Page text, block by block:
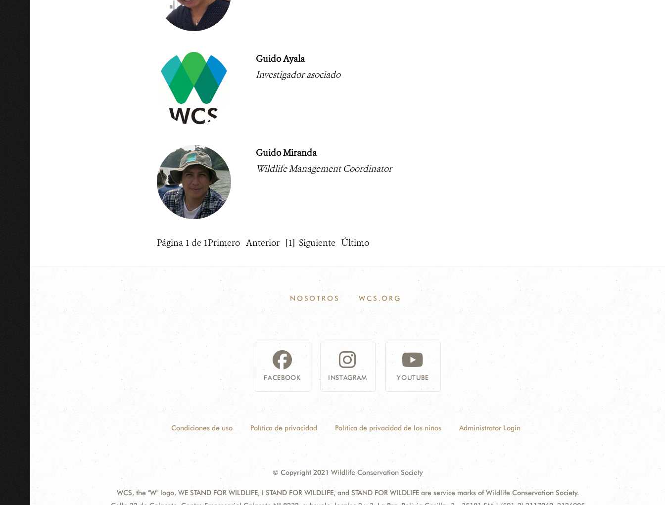
Guido Ayala
Investigador asociado
Guido Miranda
Wildlife Management Coordinator
Página 1 de 1Primero Anterior [1] Siguiente Último
NOSOTROS WCS.ORG
FACEBOOK INSTAGRAM YOUTUBE
Condiciones de uso Política de privacidad Política de privacidad de los niños Administrator Login
© Copyright 2021 Wildlife Conservation Society
WCS, the "W" logo, WE STAND FOR WILDLIFE, I STAND FOR WILDLIFE, and STAND FOR WILDLIFE are service marks of Wildlife Conservation Society.